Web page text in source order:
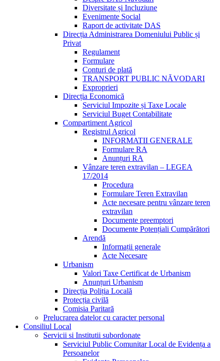
Diversitate și Incluziune
Evenimente Social
Raport de activitate DAS
Direcția Administrarea Domeniului Public și
Privat
Regulament
Formulare
Conturi de plată
TRANSPORT PUBLIC NĂVODARI
Exproprieri
Direcția Economică
Serviciul Impozite și Taxe Locale
Serviciul Buget Contabilitate
Compartiment Agricol
Registrul Agricol
INFORMATII GENERALE
Formulare RA
Anunțuri RA
Vânzare teren extravilan – LEGEA
17/2014
Procedura
Formulare Teren Extravilan
Acte necesare pentru vânzare teren
extravilan
Documente preemptori
Documente Potențiali Cumpărători
Arendă
Informații generale
Acte Necesare
Urbanism
Valori Taxe Certificat de Urbanism
Anunțuri Urbanism
Direcția Poliția Locală
Protecția civilă
Comisia Paritară
Prelucrarea datelor cu caracter personal
Consiliul Local
Servicii si Institutii subordonate
Serviciul Public Comunitar Local de Evidența a
Persoanelor